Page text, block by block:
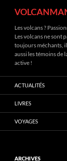
Les volcans ?
Les volcans ne sont
toujours méchants,
aussi les témoins de
active !
ACTUALITÉS
LIVRES
VOYAGES
ARCHIVES